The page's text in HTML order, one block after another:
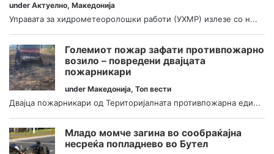
under Актуелно, Македонија
Управата за хидрометеоролошки работи (УХМР) излезе со н...
Големиот пожар зафати противпожарно
возило – повредени двајцата
пожарникари
under Македонија, Топ вести
Двајца пожарникари од Територијалната противпожарна еди...
Младо момче загина во сообраќајна
несреќа попладнево во Бутел